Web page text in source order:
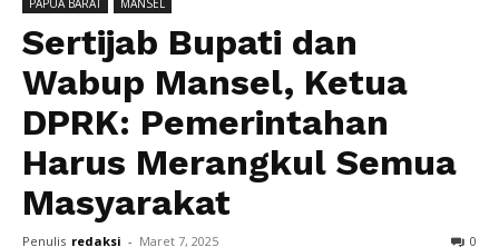
PAPUA BARAT MANSEL
Sertijab Bupati dan
Wabup Mansel, Ketua
DPRK: Pemerintahan
Harus Merangkul Semua
Masyarakat
Penulis redaksi - Maret 7, 2025 0